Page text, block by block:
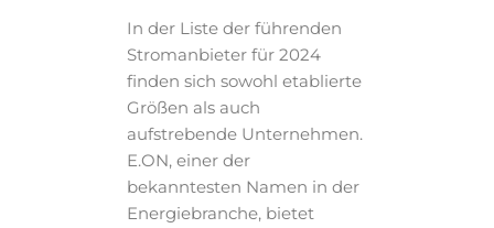
In der Liste der führenden
Stromanbieter für 2024
finden sich sowohl etablierte
Größen als auch
aufstrebende Unternehmen.
E.ON, einer der
bekanntesten Namen in der
Energiebranche, bietet